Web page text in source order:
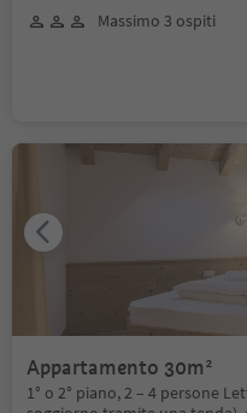
Massimo 3 ospiti
Appartamento 30m²
1° o 2° piano, 2 – 4 persone